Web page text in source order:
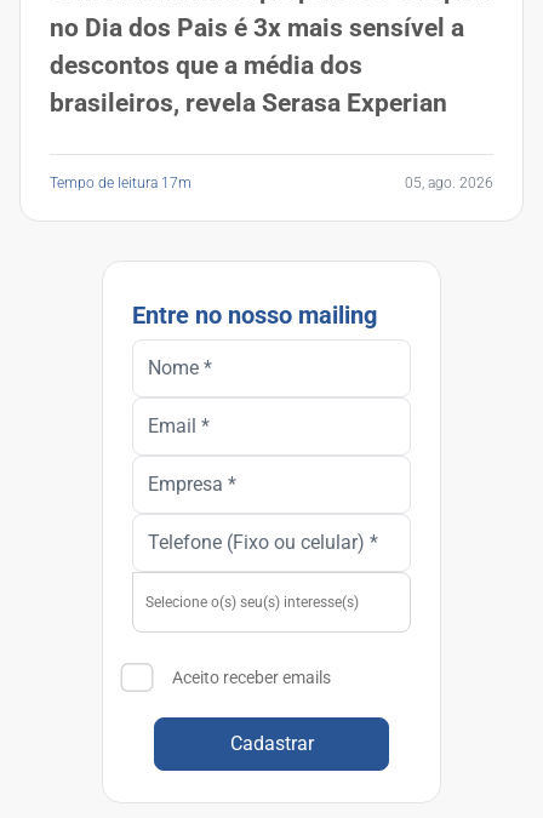
no Dia dos Pais é 3x mais sensível a
descontos que a média dos
brasileiros, revela Serasa Experian
Tempo de leitura 17m 05, ago. 2026
Entre no nosso mailing
Aceito receber emails
Cadastrar